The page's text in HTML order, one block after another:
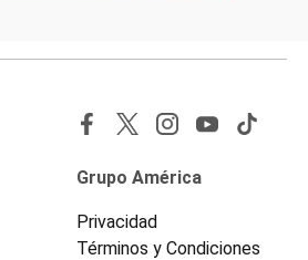
Grupo América
Privacidad
Términos y Condiciones